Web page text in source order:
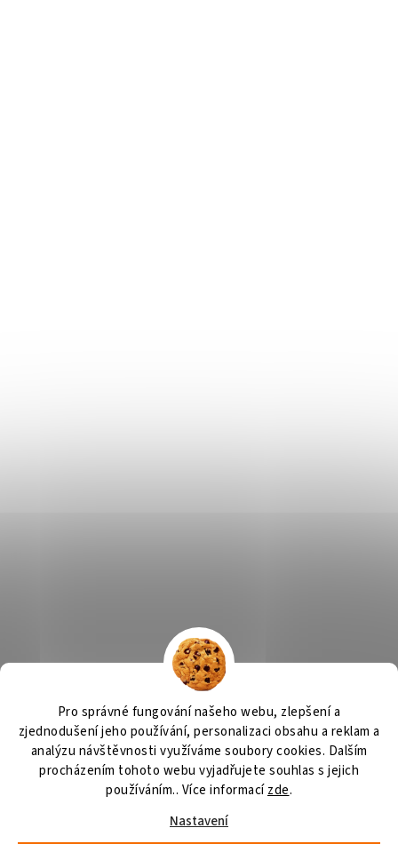
Pro správné fungování našeho webu, zlepšení a
zjednodušení jeho používání, personalizaci obsahu a reklam a
analýzu návštěvnosti využíváme soubory cookies. Dalším
procházením tohoto webu vyjadřujete souhlas s jejich
používáním.. Více informacízde.
Nastavení
Výčepní zařízení OSMO CZ Barvy Příbram Obchodní podmínky
GDPR
Vytvořil Shoptet